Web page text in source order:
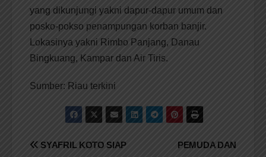
yang dikunjungi yakni dapur-dapur umum dan
posko-pokso penampungan korban banjir.
Lokasinya yakni Rimbo Panjang, ‎Danau
Bingkuang, Kampar dan Air Tiris.
Sumber: Riau terkini
Navigasi
PEMUDA DAN
SYAFRIL KOTO SIAP